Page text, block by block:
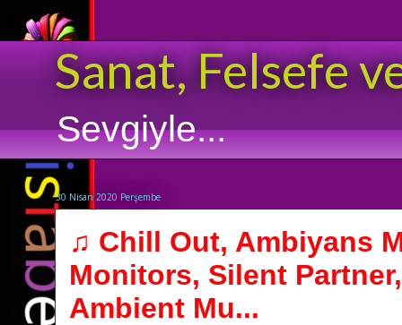
Sanat, Felsefe
Sevgiyle...
30 Nisan 2020 Perşembe
♫ Chill Out, Ambiyans
Monitors, Silent
Ambient Mu...